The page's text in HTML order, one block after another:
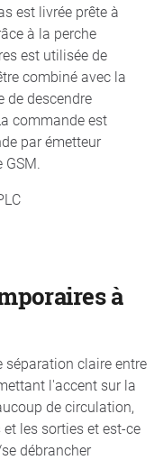
est livrée prête à
à la perche
est utilisée de
combiné avec la
de descendre
commande est
par émetteur
à
séparation claire entre
l'accent sur la
de circulation,
les sorties et est-ce
débrancher